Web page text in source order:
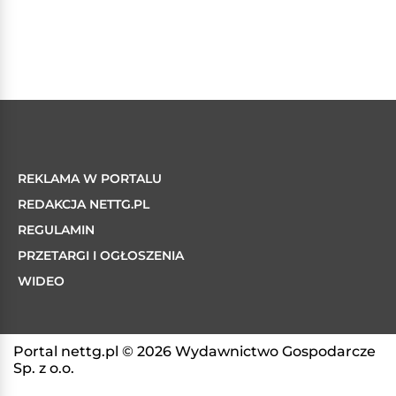
REKLAMA W PORTALU
REDAKCJA NETTG.PL
REGULAMIN
PRZETARGI I OGŁOSZENIA
WIDEO
Portal nettg.pl © 2026 Wydawnictwo Gospodarcze
Sp. z o.o.